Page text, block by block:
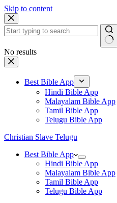
Skip to content
No results
Best Bible App
Hindi Bible App
Malayalam Bible App
Tamil Bible App
Telugu Bible App
Christian Slave Telugu
Best Bible App
Hindi Bible App
Malayalam Bible App
Tamil Bible App
Telugu Bible App